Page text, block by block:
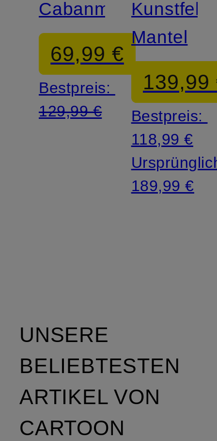
Cabanmantel
69,99 €
Bestpreis:
129,99 €
Kunstfell-
Mantel
139,99
Bestpreis:
118,99 €
189,99 €
UNSERE
BELIEBTESTEN
ARTIKEL VON
CARTOON